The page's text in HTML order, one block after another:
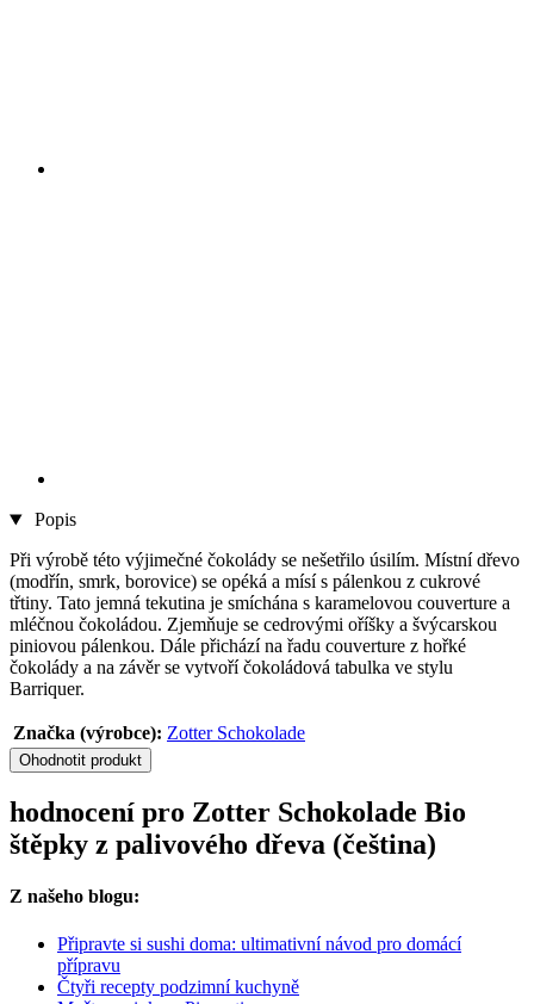
Popis
Při výrobě této výjimečné čokolády se nešetřilo úsilím. Místní dřevo
(modřín, smrk, borovice) se opéká a mísí s pálenkou z cukrové
třtiny. Tato jemná tekutina je smíchána s karamelovou couverture a
mléčnou čokoládou. Zjemňuje se cedrovými oříšky a švýcarskou
piniovou pálenkou. Dále přichází na řadu couverture z hořké
čokolády a na závěr se vytvoří čokoládová tabulka ve stylu
Barriquer.
Značka (výrobce): Zotter Schokolade
Ohodnotit produkt
hodnocení pro Zotter Schokolade Bio
štěpky z palivového dřeva (čeština)
Z našeho blogu:
Připravte si sushi doma: ultimativní návod pro domácí
přípravu
Čtyři recepty podzimní kuchyně